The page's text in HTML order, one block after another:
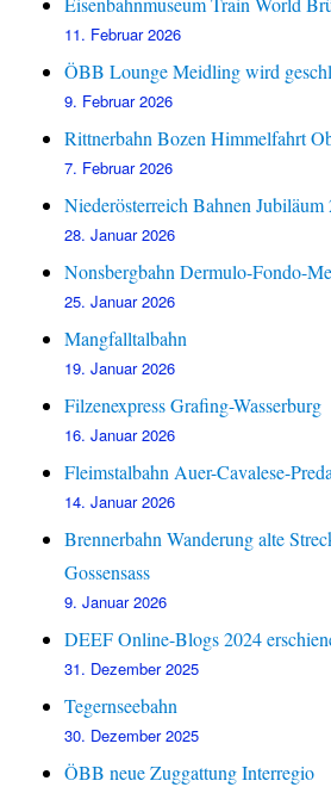
11. Februar 2026
ÖBB Lounge Meidling wird
9. Februar 2026
Rittnerbahn Bozen Himmelfahrt
7. Februar 2026
Niederösterreich Bahnen Jubiläum
28. Januar 2026
Nonsbergbahn Dermulo-Fondo-
25. Januar 2026
Mangfalltalbahn
19. Januar 2026
Filzenexpress Grafing-Wasserburg
16. Januar 2026
Fleimstalbahn Auer-Cavalese-
14. Januar 2026
Brennerbahn Wanderung alte
Gossensass
9. Januar 2026
DEEF Online-Blogs 2024
31. Dezember 2025
Tegernseebahn
30. Dezember 2025
ÖBB neue Zuggattung Interregio